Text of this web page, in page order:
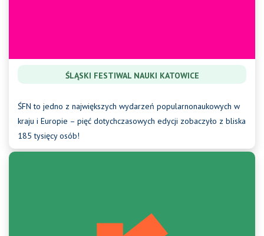
ŚLĄSKI FESTIWAL NAUKI KATOWICE
ŚFN to jedno z największych wydarzeń popularnonaukowych w
kraju i Europie – pięć dotychczasowych edycji zobaczyło z bliska
185 tysięcy osób!